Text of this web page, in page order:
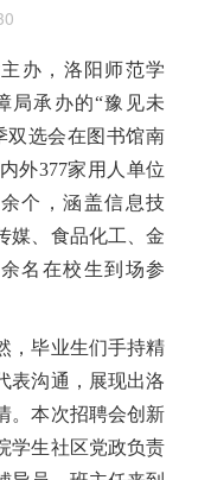
办，洛阳师范学
局承办的“豫见未
双选会在图书馆南
外377家用人单位
个，涵盖信息技
媒、食品化工、金
名在校生到场参
，毕业生们手持精
表沟通，展现出洛
。本次招聘会创新
学生社区党政负责